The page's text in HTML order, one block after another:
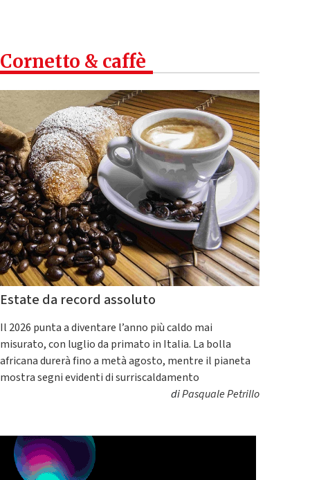
Cornetto & caffè
Estate da record assoluto
Il 2026 punta a diventare l’anno più caldo mai
misurato, con luglio da primato in Italia. La bolla
africana durerà fino a metà agosto, mentre il pianeta
mostra segni evidenti di surriscaldamento
diPasquale Petrillo